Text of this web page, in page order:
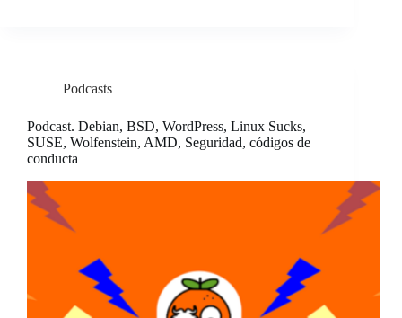
Podcasts
Podcast. Debian, BSD, WordPress, Linux Sucks,
SUSE, Wolfenstein, AMD, Seguridad, códigos de
conducta